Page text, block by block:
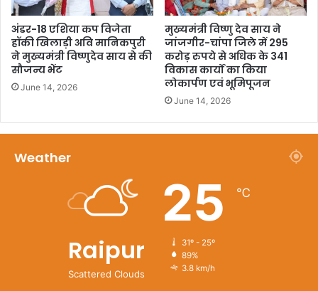
अंडर-18 एशिया कप विजेता
हॉकी खिलाड़ी अवि मानिकपुरी
ने मुख्यमंत्री विष्णुदेव साय से की
सौजन्य भेंट
June 14, 2026
मुख्यमंत्री विष्णु देव साय ने
जांजगीर-चांपा जिले में 295
करोड़ रुपये से अधिक के 341
विकास कार्यों का किया
लोकार्पण एवं भूमिपूजन
June 14, 2026
Weather
Raipur
Scattered Clouds
25 ℃
31º - 25º
89%
3.8 km/h